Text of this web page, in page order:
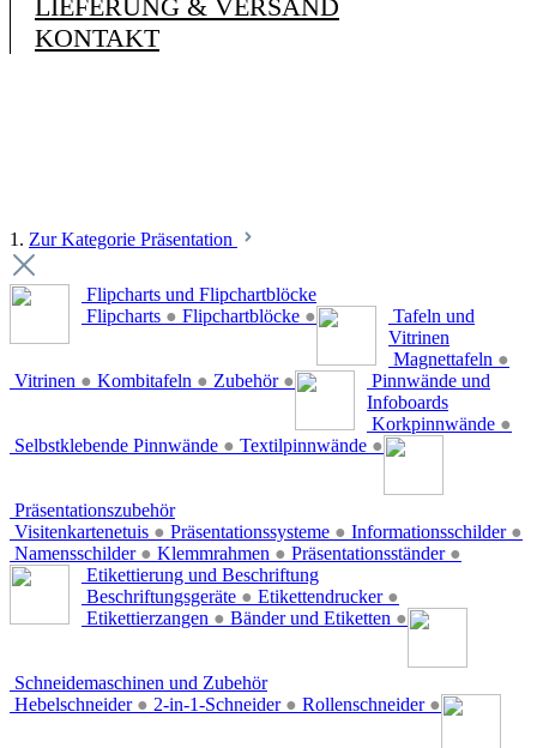
LIEFERUNG & VERSAND
KONTAKT
1. Zur Kategorie Präsentation
Flipcharts und Flipchartblöcke
Flipcharts ● Flipchartblöcke ●
Tafeln und
Vitrinen
Magnettafeln ●
Vitrinen ● Kombitafeln ● Zubehör ●
Pinnwände und
Infoboards
Korkpinnwände ●
Selbstklebende Pinnwände ● Textilpinnwände ●
Präsentationszubehör
Visitenkartenetuis ● Präsentationssysteme ● Informationsschilder ●
Namensschilder ● Klemmrahmen ● Präsentationsständer ●
Etikettierung und Beschriftung
Beschriftungsgeräte ● Etikettendrucker ●
Etikettierzangen ● Bänder und Etiketten ●
Schneidemaschinen und Zubehör
Hebelschneider ● 2-in-1-Schneider ● Rollenschneider ●